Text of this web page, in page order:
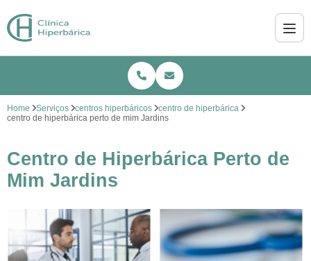
Home Serviços centros hiperbáricos
centro de hiperbárica
centro de hiperbárica perto de mim Jardins
Centro de Hiperbárica Perto de
Mim Jardins